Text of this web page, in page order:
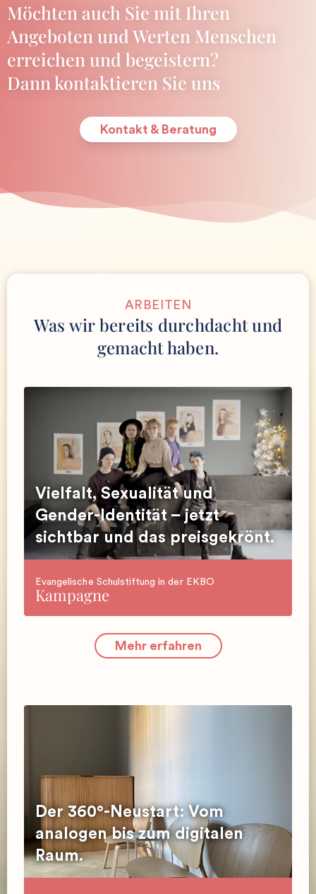
Möchten auch Sie mit Ihren
Angeboten und Werten Menschen
erreichen und begeistern?
Dann kontaktieren Sie uns
Kontakt & Beratung
ARBEITEN
Was wir bereits durchdacht und
gemacht haben.
Vielfalt, Sexualität und
Gender-Identität – jetzt
sichtbar und das preisgekrönt.
Evangelische Schulstiftung in der EKBO
Kampagne
Mehr erfahren
Der 360°-Neustart: Vom
analogen bis zum digitalen
Raum.